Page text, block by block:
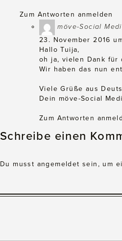
Zum Antworten anmelden
möve-Social
23. November 2016
Hallo Tuija,
oh ja, vielen Dank für
Wir haben das nun
Viele Grüße aus
Dein möve-Social
Zum Antworten
Schreibe einen
Du musst angemeldet sein, um